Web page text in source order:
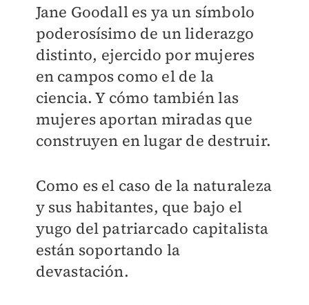
Jane Goodall es ya un símbolo
poderosísimo de un liderazgo
distinto, ejercido por mujeres
en campos como el de la
ciencia. Y cómo también las
mujeres aportan miradas que
construyen en lugar de destruir.
Como es el caso de la naturaleza
y sus habitantes, que bajo el
yugo del patriarcado capitalista
están soportando la
devastación.